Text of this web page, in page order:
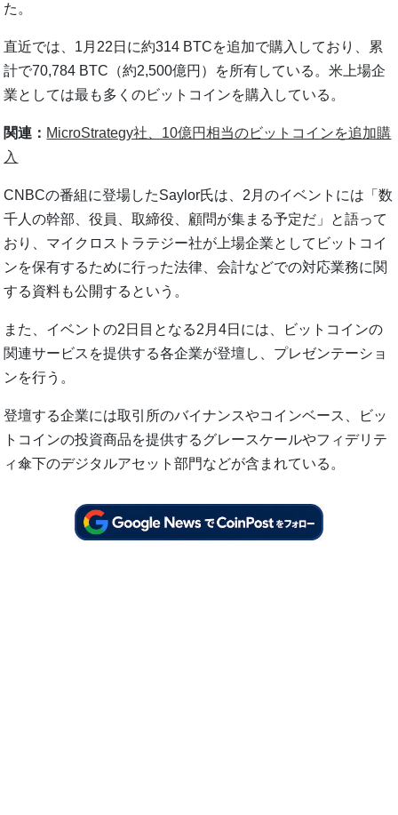
た。
直近では、1月22日に約314 BTCを追加で購入しており、累
計で70,784 BTC（約2,500億円）を所有している。米上場企
業としては最も多くのビットコインを購入している。
関連： MicroStrategy社、10億円相当のビットコインを追加購
入
CNBCの番組に登場したSaylor氏は、2月のイベントには「数
千人の幹部、役員、取締役、顧問が集まる予定だ」と語って
おり、マイクロストラテジー社が上場企業としてビットコイ
ンを保有するために行った法律、会計などでの対応業務に関
する資料も公開するという。
また、イベントの2日目となる2月4日には、ビットコインの
関連サービスを提供する各企業が登壇し、プレゼンテーショ
ンを行う。
登壇する企業には取引所のバイナンスやコインベース、ビッ
トコインの投資商品を提供するグレースケールやフィデリテ
ィ傘下のデジタルアセット部門などが含まれている。